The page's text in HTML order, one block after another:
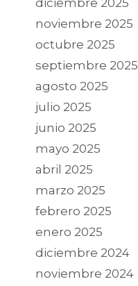
noviembre 2025
octubre 2025
septiembre 2025
agosto 2025
julio 2025
junio 2025
mayo 2025
abril 2025
marzo 2025
febrero 2025
enero 2025
diciembre 2024
noviembre 2024